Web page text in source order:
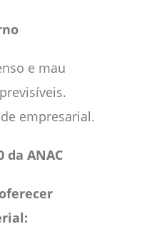
e mau
empresarial.
da ANAC